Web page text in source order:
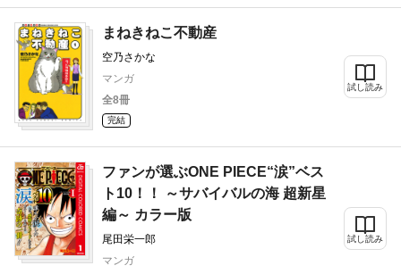
まねきねこ不動産
空乃さかな
マンガ
全8冊
完結
試し読み
ファンが選ぶONE PIECE“涙”ベス
ト10！！ ～サバイバルの海 超新星
編～ カラー版
尾田栄一郎
マンガ
試し読み